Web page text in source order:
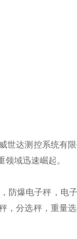
世达测控系统有
域迅速崛起。
防爆电子秤，电
分选秤，重量